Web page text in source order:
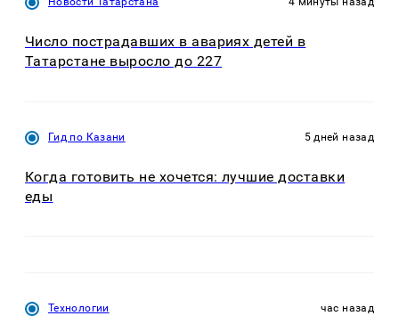
Число пострадавших в авариях детей в
Татарстане выросло до 227
Гид по Казани 5 дней назад
Когда готовить не хочется: лучшие доставки
еды
Технологии час назад